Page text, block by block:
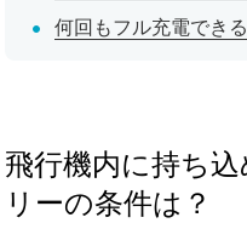
何回もフル充電でき
飛行機内に持ち
リーの条件は？